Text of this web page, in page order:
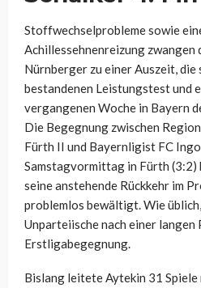
Stoffwechselprobleme sowie
Achillessehnenreizung zwangen
Nürnberger zu einer Auszeit, die
bestandenen Leistungstest und
vergangenen Woche in Bayern
Die Begegnung zwischen
Fürth II und Bayernligist FC
Samstagvormittag in Fürth
seine anstehende Rückkehr im
problemlos bewältigt. Wie
Unparteiische nach einer langen
Erstligabegegnung.
Bislang leitete Aytekin 31